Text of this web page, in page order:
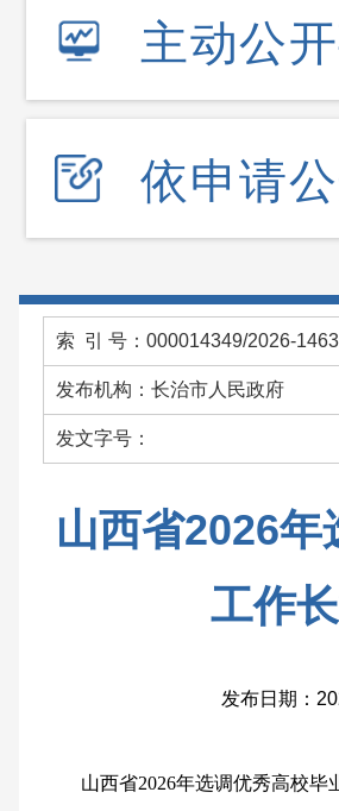
主动公
依申请
索 引 号：000014349/2026-
发布机构：长治市人民政府
发文字号：
山西省2026
工作
发布日期：
山西省2026年选调优秀高校